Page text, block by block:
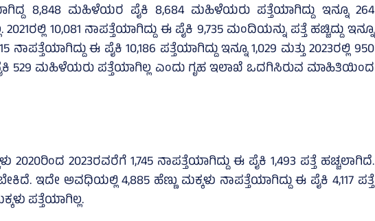
8,848 ಮಹಿಳೆಯರ ಪೈಕಿ 8,684 ಮಹಿಳೆಯರು ಪತ್ತೆಯಾಗಿದ್ದು ಇನ್ನೂ 264
10,081 ನಾಪತ್ತೆಯಾಗಿದ್ದು ಈ ಪೈಕಿ 9,735 ಮಂದಿಯನ್ನು ಪತ್ತೆ ಹಚ್ಚಿದ್ದು ಇನ್ನೂ
ನಾಪತ್ತೆಯಾಗಿದ್ದು ಈ ಪೈಕಿ 10,186 ಪತ್ತೆಯಾಗಿದ್ದು ಇನ್ನೂ 1,029 ಮತ್ತು 2023ರಲ್ಲಿ 950
ಮಹಿಳೆಯರು ಪತ್ತೆಯಾಗಿಲ್ಲ ಎಂದು ಗೃಹ ಇಲಾಖೆ ಒದಗಿಸಿರುವ ಮಾಹಿತಿಯಿಂದ
2023ರವರೆಗೆ 1,745 ನಾಪತ್ತೆಯಾಗಿದ್ದು ಈ ಪೈಕಿ 1,493 ಪತ್ತೆ ಹಚ್ಚಲಾಗಿದೆ.
ಇದೇ ಅವಧಿಯಲ್ಲಿ 4,885 ಹೆಣ್ಣು ಮಕ್ಕಳು ನಾಪತ್ತೆಯಾಗಿದ್ದು ಈ ಪೈಕಿ 4,117 ಪತ್ತೆ
ಪತ್ತೆಯಾಗಿಲ್ಲ.